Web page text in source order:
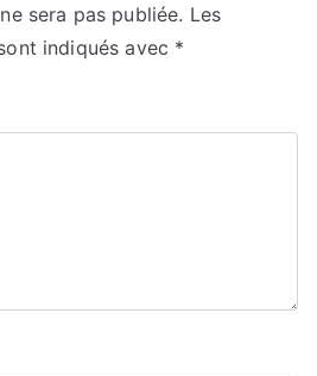
sera pas publiée. Les
indiqués avec *